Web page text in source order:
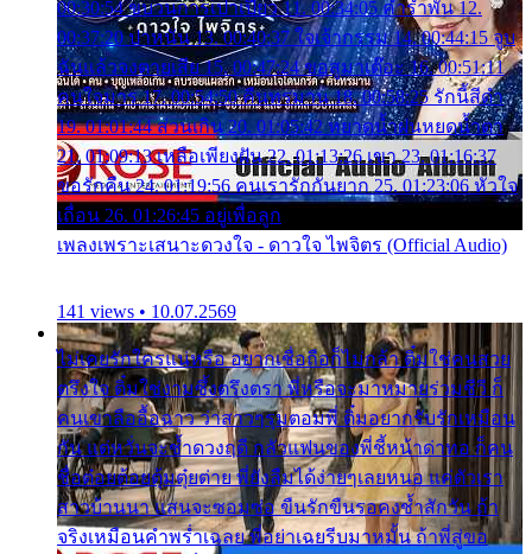
00:30:54 ขบวนการเปาเปียว 11. 00:34:05 คำรำพัน 12.
00:37:20 ปาหนัน 13. 00:40:37 ใจเจ้ากรรม 14. 00:44:15 จูบ
ฉันแล้วจงตายเสีย 15. 00:47:24 ขอสูมาเต๊อะ 16. 00:51:11
คนใจมาร 17. 00:54:50 คืนทรมาน 18. 00:58:25 รักนี้สีดำ
19. 01:01:44 ส่วนเกิน 20. 01:05:42 หยาดน้ำฝนหยดน้ำตา
21. 01:09:13 เหลือเพียงฝัน 22. 01:13:26 เขา 23. 01:16:37
ขอรักคืน 24. 01:19:56 คนเรารักกันยาก 25. 01:23:06 หัวใจ
เถื่อน 26. 01:26:45 อยู่เพื่อลูก
เพลงเพราะเสนาะดวงใจ - ดาวใจ ไพจิตร (Official Audio)
141 views • 10.07.2569
ไม่เคยรักใครแน่หรือ อยากเชื่อถือก็ไม่กล้า ติ๋มใช่คนสวย
ตรึงใจ ติ๋มใช่งามซึ้งตรึงตรา พี่หรือจะมาหมายร่วมชีวี ก็
คนเขาลืออื้อฉาว ว่าสาวๆรุมตอมพี่ ติ๋มอยากรับรักเหมือน
กัน แต่หวั่นจะช้ำดวงฤดี กลัวแฟนของพี่ชี้หน้าด่าทอ ก็คน
ชื่อต๋อยต้อยตุ้มตุ๋ยต่าย พี่ยังลืมได้ง่ายๆเลยหนอ แค่ตัวเรา
สาวบ้านนา แสนจะซอมซ่อ ขืนรักขืนรอคงช้ำสักวัน ถ้า
จริงเหมือนคำพร่ำเฉลย พี่อย่าเฉยรีบมาหมั้น ถ้าพี่สู่ขอ